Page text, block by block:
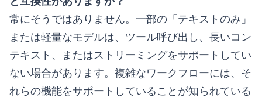
常にそうではありません。一部の「テキストのみ」
または軽量なモデルは、ツール呼び出し、長いコン
テキスト、またはストリーミングをサポートしてい
ない場合があります。複雑なワークフローには、そ
れらの機能をサポートしていることが知られている